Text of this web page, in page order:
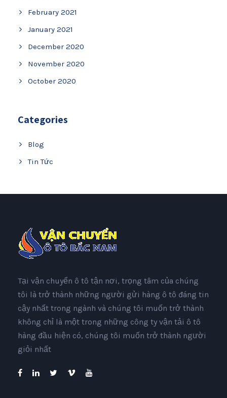
February 2021
January 2021
December 2020
November 2020
October 2020
Categories
Blog
Tin Tức
Tại vận chuyển ô tô tận nơi, trọng tâm của chúng
tôi là trở thành những người gửi hàng ô tô đáng tin
cậy nhất trong ngành và chúng tôi muốn trở thành
không chỉ là một trong những công ty vận tải ô tô
hàng đầu hiện có, chúng tôi muốn trở thành người
giỏi nhất